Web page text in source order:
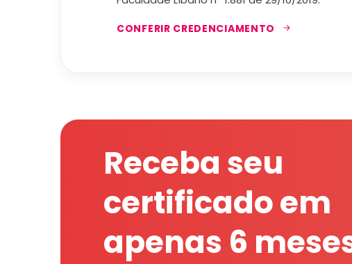
CONFERIR CREDENCIAMENTO
Receba seu
certificado em
apenas 6